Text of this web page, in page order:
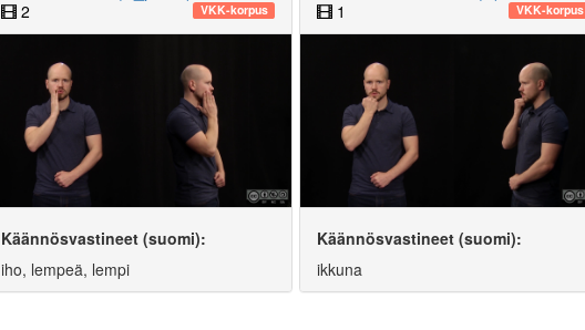
2 VKK-korpus
Käännösvastineet (suomi):
iho, lempeä, lempi
1 VKK-korpus
Käännösvastineet (suomi):
ikkuna